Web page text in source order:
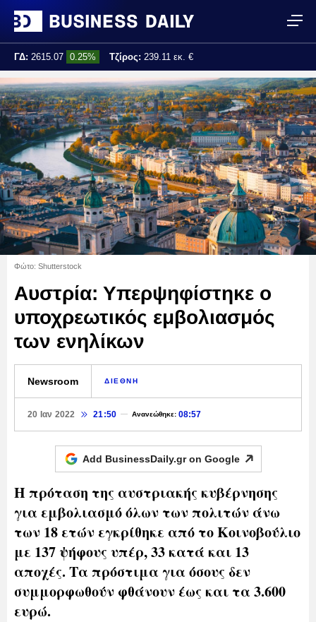
ΓΔ: 2615.07 0.25% Τζίρος: 239.11 εκ. €
Τελ. ενημέρωση: 17:25:01
Φώτο: Shutterstock
Αυστρία: Υπερψηφίστηκε ο
υποχρεωτικός εμβολιασμός
των ενηλίκων
Newsroom ΔΙΕΘΝΗ
20 Ιαν 2022 21:50 Ανανεώθηκε: 08:57
Add BusinessDaily.gr on Google
Η πρόταση της αυστριακής κυβέρνησης
για εμβολιασμό όλων των πολιτών άνω
των 18 ετών εγκρίθηκε από το Κοινοβούλιο
με 137 ψήφους υπέρ, 33 κατά και 13
αποχές. Τα πρόστιμα για όσους δεν
συμμορφωθούν φθάνουν έως και τα 3.600
ευρώ.